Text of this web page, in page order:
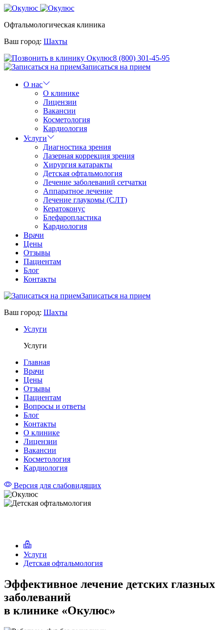
Офтальмологическая клиника
Ваш город: Шахты
8 (800) 301-45-95
Записаться на прием
О нас
О клинике
Лицензии
Вакансии
Косметология
Кардиология
Услуги
Диагностика зрения
Лазерная коррекция зрения
Хирургия катаракты
Детская офтальмология
Лечение заболеваний сетчатки
Аппаратное лечение
Лечение глаукомы (СЛТ)
Кератоконус
Блефаропластика
Кардиология
Врачи
Цены
Отзывы
Пациентам
Блог
Контакты
Записаться на прием
Ваш город: Шахты
Услуги
Услуги
Главная
Врачи
Цены
Отзывы
Пациентам
Вопросы и ответы
Блог
Контакты
О клинике
Лицензии
Вакансии
Косметология
Кардиология
Версия для слабовидящих
Услуги
Детская офтальмология
Эффективное лечение детских глазных
заболеваний
в клинике «Окулюс»